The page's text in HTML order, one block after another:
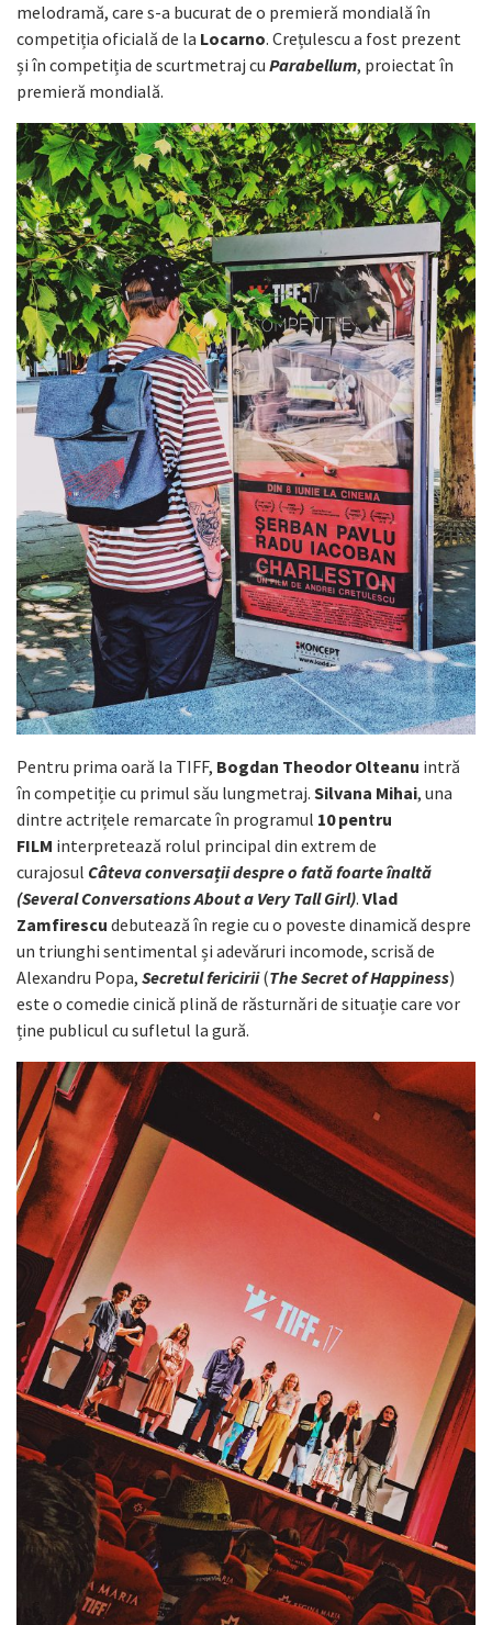
melodramă, care s-a bucurat de o premieră mondială în
competiția oficială de la Locarno. Crețulescu a fost prezent
și în competiția de scurtmetraj cu Parabellum, proiectat în
premieră mondială.
Pentru prima oară la TIFF, Bogdan Theodor Olteanu intră
în competiție cu primul său lungmetraj. Silvana Mihai, una
dintre actrițele remarcate în programul 10 pentru
FILM interpretează rolul principal din extrem de
curajosul Câteva conversații despre o fată foarte înaltă
(Several Conversations About a Very Tall Girl). Vlad
Zamfirescu debutează în regie cu o poveste dinamică despre
un triunghi sentimental și adevăruri incomode, scrisă de
Alexandru Popa, Secretul fericirii(The Secret of Happiness)
este o comedie cinică plină de răsturnări de situație care vor
ține publicul cu sufletul la gură.